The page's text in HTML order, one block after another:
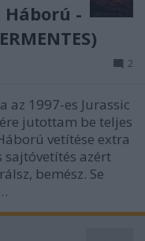
Háború -
2
az 1997-es Jurassic
jutottam be teljes
vetítése extra
sajtóvetítés azért
bemész. Se